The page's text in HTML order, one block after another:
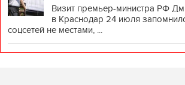
Визит премьер-министра РФ
в Краснодар 24 июля
соцсетей не местами, ...